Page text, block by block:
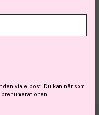
50ml
via e-post. Du kan när som